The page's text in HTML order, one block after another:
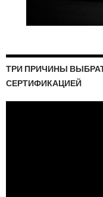
ТРИ ПРИЧИНЫ
СЕРТИФИКАЦИЕЙ